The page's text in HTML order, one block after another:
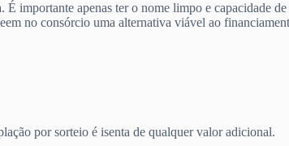
importante apenas ter o nome limpo e capacidade de
no consórcio uma alternativa viável ao
por sorteio é isenta de qualquer valor adicional.